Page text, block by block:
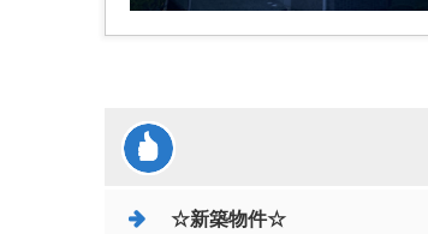
☆新築物件☆